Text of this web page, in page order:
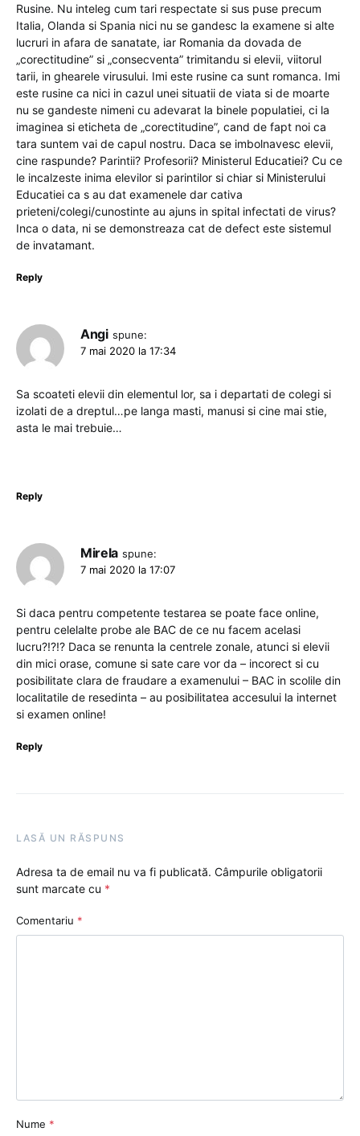
Rusine. Nu inteleg cum tari respectate si sus puse precum
Italia, Olanda si Spania nici nu se gandesc la examene si alte
lucruri in afara de sanatate, iar Romania da dovada de
„corectitudine” si „consecventa” trimitandu si elevii, viitorul
tarii, in ghearele virusului. Imi este rusine ca sunt romanca. Imi
este rusine ca nici in cazul unei situatii de viata si de moarte
nu se gandeste nimeni cu adevarat la binele populatiei, ci la
imaginea si eticheta de „corectitudine”, cand de fapt noi ca
tara suntem vai de capul nostru. Daca se imbolnavesc elevii,
cine raspunde? Parintii? Profesorii? Ministerul Educatiei? Cu ce
le incalzeste inima elevilor si parintilor si chiar si Ministerului
Educatiei ca s au dat examenele dar cativa
prieteni/colegi/cunostinte au ajuns in spital infectati de virus?
Inca o data, ni se demonstreaza cat de defect este sistemul
de invatamant.
Reply
Angi spune:
7 mai 2020 la 17:34
Sa scoateti elevii din elementul lor, sa i departati de colegi si
izolati de a dreptul…pe langa masti, manusi si cine mai stie,
asta le mai trebuie…
Reply
Mirela spune:
7 mai 2020 la 17:07
Si daca pentru competente testarea se poate face online,
pentru celelalte probe ale BAC de ce nu facem acelasi
lucru?!?!? Daca se renunta la centrele zonale, atunci si elevii
din mici orase, comune si sate care vor da – incorect si cu
posibilitate clara de fraudare a examenului – BAC in scolile din
localitatile de resedinta – au posibilitatea accesului la internet
si examen online!
Reply
LASĂ UN RĂSPUNS
Adresa ta de email nu va fi publicată. Câmpurile obligatorii
sunt marcate cu *
Comentariu *
Nume *